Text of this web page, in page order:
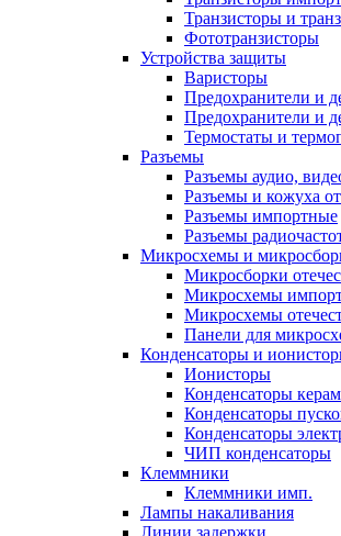
Транзисторы и
Фототранзисторы
Устройства защиты
Варисторы
Предохранители и
Предохранители и
Термостаты и
Разъемы
Разъемы аудио,
Разъемы и кожуха
Разъемы импортные
Разъемы
Микросхемы и
Микросборки
Микросхемы
Микросхемы
Панели для
Конденсаторы и
Ионисторы
Конденсаторы
Конденсаторы
Конденсаторы
ЧИП конденсаторы
Клеммники
Клеммники имп.
Лампы накаливания
Линии задержки